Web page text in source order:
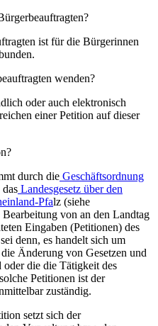
ist für die Bürgerinnen
wenden?
oder auch elektronisch
einer Petition auf dieser
durch die Geschäftsordnung
Landesgesetz über den
Pfalz (siehe
von an den Landtag
Eingaben (Petitionen) des
denn, es handelt sich um
Änderung von Gesetzen und
oder die die Tätigkeit des
Petitionen ist der
zuständig.
setzt sich der